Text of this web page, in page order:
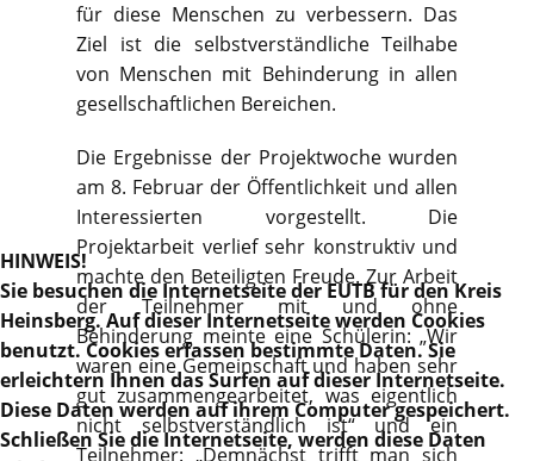
für diese Menschen zu verbessern. Das
Ziel ist die selbstverständliche Teilhabe
von Menschen mit Behinderung in allen
gesellschaftlichen Bereichen.
Die Ergebnisse der Projektwoche wurden
am 8. Februar der Öffentlichkeit und allen
Interessierten vorgestellt. Die
Projektarbeit verlief sehr konstruktiv und
machte den Beteiligten Freude. Zur Arbeit
der Teilnehmer mit und ohne
Behinderung meinte eine Schülerin: „Wir
waren eine Gemeinschaft und haben sehr
gut zusammengearbeitet, was eigentlich
nicht selbstverständlich ist“ und ein
Teilnehmer: „Demnächst trifft man sich
HINWEIS!
Sie besuchen die Internetseite der EUTB für den Kreis
Heinsberg. Auf dieser Internetseite werden Cookies
benutzt. Cookies erfassen bestimmte Daten. Sie
erleichtern Ihnen das Surfen auf dieser Internetseite.
Diese Daten werden auf ihrem Computer gespeichert.
Schließen Sie die Internetseite, werden diese Daten